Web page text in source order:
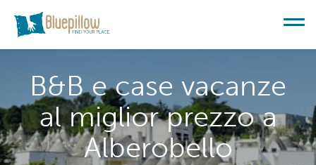
B&B e case vacanze
al miglior prezzo a
Alberobello